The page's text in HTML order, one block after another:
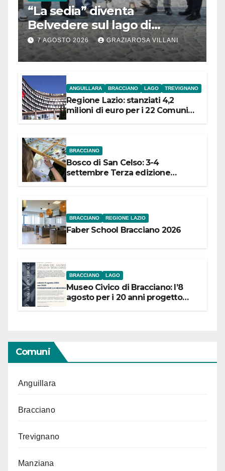
“La sedia” diventa
Belvedere sul lago di
Bracciano: ieri
l’inaugurazione
7 AGOSTO 2026 GRAZIAROSA VILLANI
ANGUILLARA BRACCIANO LAGO TREVIGNANO
Regione Lazio: stanziati 4,2
milioni di euro per i 22 Comuni
BRACCIANO
Bosco di San Celso: 3-4
settembre Terza edizione
BRACCIANO REGIONE LAZIO
Faber School Bracciano 2026
BRACCIANO LAGO
Museo Civico di Bracciano: l’8
agosto per i 20 anni progetto
Comuni
Anguillara
Bracciano
Trevignano
Manziana